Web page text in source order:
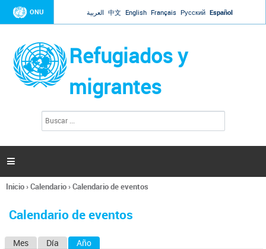
Jump to navigation
ONU العربية 中文 English Français Русский Español
Refugiados y
migrantes
l
s

Se
usted
Inicio›Calendario›Calendario de eventos
Calendario de eventos
Mes Día Año